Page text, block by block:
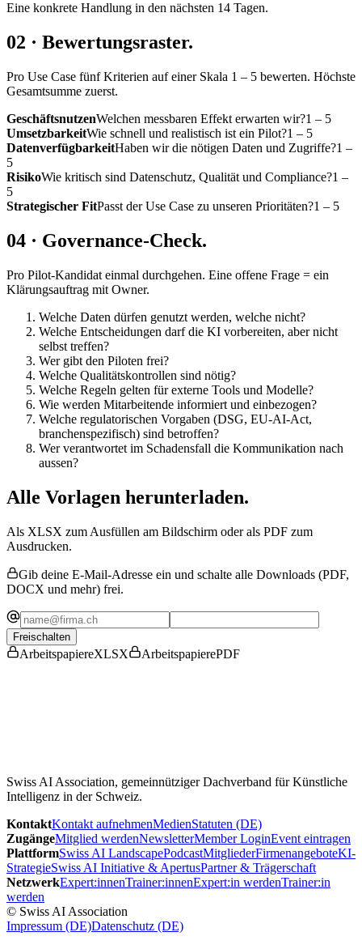
Eine konkrete Handlung in den nächsten 14 Tagen.
02 · Bewertungsraster.
Pro Use Case fünf Kriterien auf einer Skala 1 – 5 bewerten. Höchste
Gesamtsumme zuerst.
GeschäftsnutzenWelchen messbaren Effekt erwarten wir?1 – 5
UmsetzbarkeitWie schnell und realistisch ist ein Pilot?1 – 5
DatenverfügbarkeitHaben wir die nötigen Daten und Zugriffe?1 –
5
RisikoWie kritisch sind Datenschutz, Qualität und Compliance?1 –
5
Strategischer FitPasst der Use Case zu unseren Prioritäten?1 – 5
04 · Governance-Check.
Pro Pilot-Kandidat einmal durchgehen. Eine offene Frage = ein
Klärungsauftrag mit Owner.
Welche Daten dürfen genutzt werden, welche nicht?
Welche Entscheidungen darf die KI vorbereiten, aber nicht
selbst treffen?
Wer gibt den Piloten frei?
Welche Qualitätskontrollen sind nötig?
Welche Regeln gelten für externe Tools und Modelle?
Wie werden Mitarbeitende informiert und einbezogen?
Welche regulatorischen Vorgaben (DSG, EU-AI-Act,
branchenspezifisch) sind betroffen?
Wer verantwortet im Schadensfall die Kommunikation nach
aussen?
Alle Vorlagen herunterladen.
Als XLSX zum Ausfüllen am Bildschirm oder als PDF zum
Ausdrucken.
Gib deine E-Mail-Adresse ein und schalte alle Downloads (PDF,
DOCX und mehr) frei.
Freischalten
ArbeitspapiereXLSX ArbeitspapierePDF
Swiss AI Association, gemeinnütziger Dachverband für Künstliche
Intelligenz in der Schweiz.
KontaktKontakt aufnehmenMedienStatuten (DE)
ZugängeMitglied werdenNewsletterMember LoginEvent eintragen
PlattformSwiss AI LandscapePodcastMitgliederFirmenangeboteKI-
StrategieSwiss AI Initiative & ApertusPartner & Trägerschaft
NetzwerkExpert:innenTrainer:innenExpert:in werdenTrainer:in
werden
© Swiss AI Association
Impressum (DE)Datenschutz (DE)